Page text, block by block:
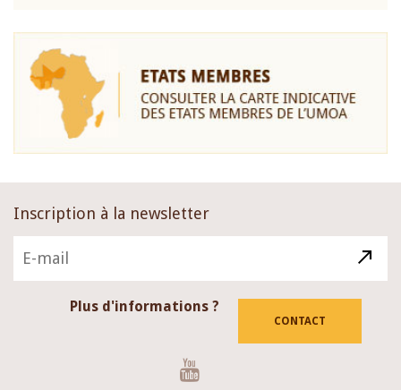
Inscription à la newsletter
Plus d'informations ?
CONTACT